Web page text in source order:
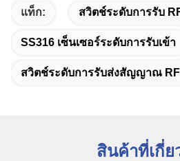
แท็ก: สวิตช์ระดับการรับ
SS316 เซ็นเซอร์ระดับการรับเข้า
สวิตช์ระดับการรับส่งสัญญาณ
สินค้าที่เกี่ย